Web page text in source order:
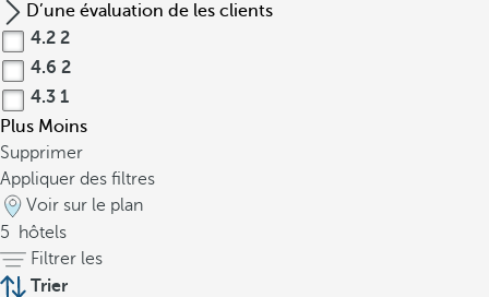
D’une évaluation de les clients
4.2 2
4.6 2
4.3 1
Plus Moins
Supprimer
Appliquer des filtres
Voir sur le plan
5
hôtels
Filtrer les
Trier